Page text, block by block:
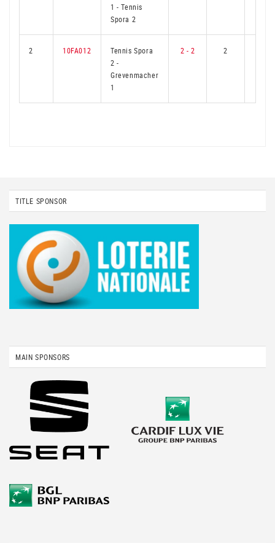
1-Tennis
Spora 2
2 10FA012
Tennis Spora
2-
Grevenmacher
1
2 - 2 2
TITLE SPONSOR
MAIN SPONSORS